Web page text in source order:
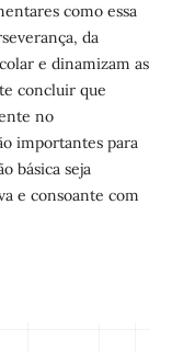
como essa
da
e dinamizam as
concluir que
no
importantes para
básica seja
e consoante com